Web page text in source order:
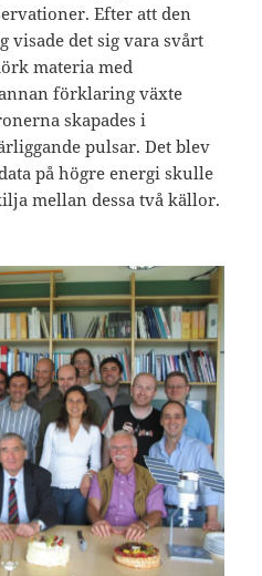
Efter att den
visade det sig vara svårt
materia med
förklaring växte
skapades i
pulsar. Det blev
på högre energi skulle
mellan dessa två källor.